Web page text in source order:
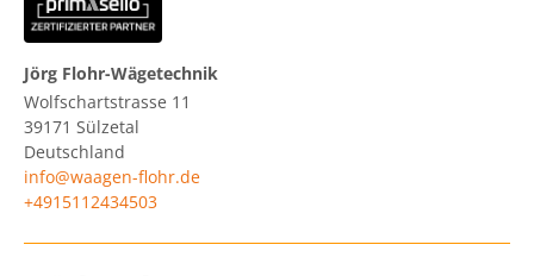
Jörg Flohr-Wägetechnik
Wolfschartstrasse 11
39171 Sülzetal
Deutschland
info@waagen-flohr.de
+4915112434503